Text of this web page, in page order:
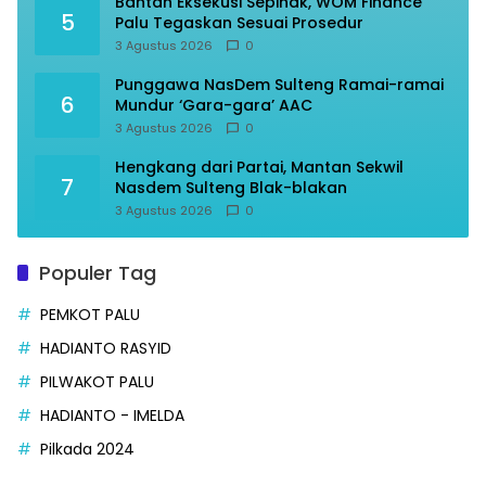
5
Palu Tegaskan Sesuai Prosedur
3 Agustus 2026 0
6
Punggawa NasDem Sulteng Ramai-ramai
Mundur ‘Gara-gara’ AAC
3 Agustus 2026 0
7
Hengkang dari Partai, Mantan Sekwil
Nasdem Sulteng Blak-blakan
3 Agustus 2026 0
Populer Tag
PEMKOT PALU
HADIANTO RASYID
PILWAKOT PALU
HADIANTO - IMELDA
Pilkada 2024